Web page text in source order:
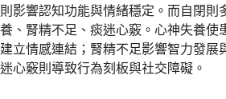
則影響認知功能與情緒穩定。而自閉則
養、腎精不足、痰迷心竅。心神失養使
建立情感連結；腎精不足影響智力發展
迷心竅則導致行為刻板與社交障礙。